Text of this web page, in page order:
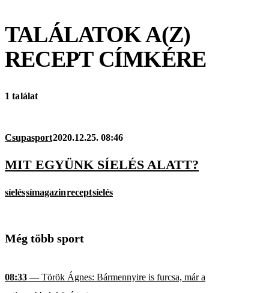
TALÁLATOK A(Z)
RECEPTCÍMKÉRE
1 találat
Csupasport2020.12.25. 08:46
MIT EGYÜNK SÍELÉS ALATT?
síeléssímagazinreceptsíelés
Még több sport
08:33 — Török Ágnes: Bármennyire is furcsa, már a